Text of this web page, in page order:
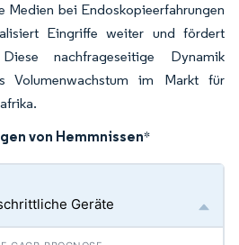
Medien bei Endoskopieerfahrungen
Eingriffe weiter und fördert
nachfrageseitige Dynamik
Volumenwachstum im Markt für
von Hemmnissen*
Geräte